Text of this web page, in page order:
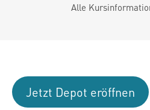
Alle
Jetzt Depot eröffnen